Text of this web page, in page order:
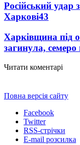
Російський
Харкові43
Харківщина під
загинула,
Читати коментарі
Повна версія сайту
Facebook
Twitter
RSS-стрічки
E-mail розсилка